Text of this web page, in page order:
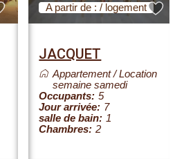
A partir de : / logement
JACQUET
Appartement/Location
semaine samedi
Occupants: 5
Jour arrivée: 7
salle de bain: 1
Chambres: 2